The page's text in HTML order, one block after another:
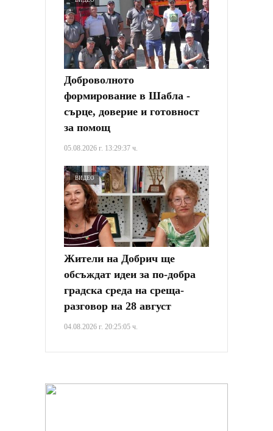
Доброволното
формирование в Шабла -
сърце, доверие и готовност
за помощ
05.08.2026 г. 13:29:37 ч.
ВИДЕО
Жители на Добрич ще
обсъждат идеи за по-добра
градска среда на среща-
разговор на 28 август
04.08.2026 г. 20:25:05 ч.